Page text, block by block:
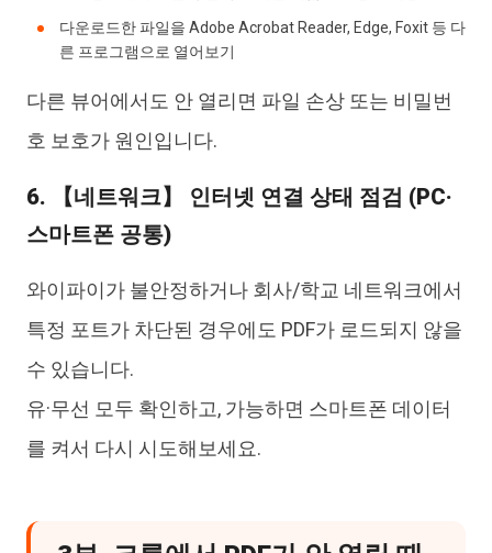
다운로드한 파일을 Adobe Acrobat Reader, Edge, Foxit 등 다
른 프로그램으로 열어보기
다른 뷰어에서도 안 열리면 파일 손상 또는 비밀번
호 보호가 원인입니다.
6. 【네트워크】 인터넷 연결 상태 점검 (PC·
스마트폰 공통)
와이파이가 불안정하거나 회사/학교 네트워크에서
특정 포트가 차단된 경우에도 PDF가 로드되지 않을
수 있습니다.
유·무선 모두 확인하고, 가능하면 스마트폰 데이터
를 켜서 다시 시도해보세요.